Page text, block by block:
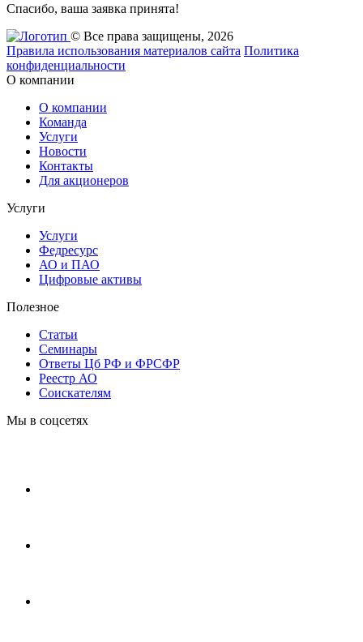
Спасибо, ваша заявка принята!
© Все права защищены, 2026
Правила использования материалов сайта Политика
конфиденциальности
О компании
О компании
Команда
Услуги
Новости
Контакты
Для акционеров
Услуги
Услуги
Федресурс
АО и ПАО
Цифровые активы
Полезное
Статьи
Cеминары
Ответы Цб РФ и ФРСФР
Реестр АО
Соискателям
Мы в соцсетях